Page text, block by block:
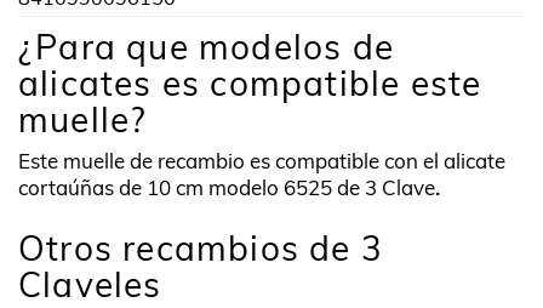
¿Para que modelos de
alicates es compatible este
muelle?
Este muelle de recambio es compatible con el alicate
cortaúñas de 10 cm modelo 6525 de 3 Clave.
Otros recambios de 3
Claveles